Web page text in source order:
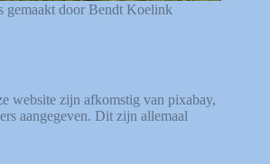
gemaakt door Bendt Koelink
website zijn afkomstig van pixabay,
aangegeven. Dit zijn allemaal